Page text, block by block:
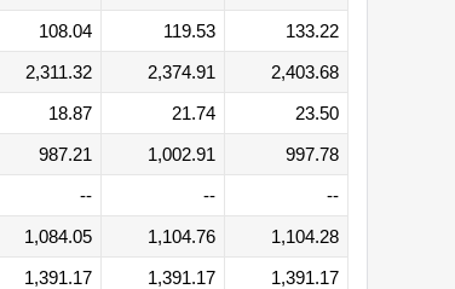
108.04 119.53
133.22
2,311.32 2,374.91
2,403.68
18.87 21.74
23.50
987.21 1,002.91
997.78
-- --
--
1,084.05 1,104.76
1,104.28
1,391.17 1,391.17
1,391.17